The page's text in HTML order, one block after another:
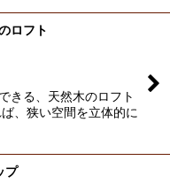
ロフト
きる、天然木のロフト
、狭い空間を立体的に
プ